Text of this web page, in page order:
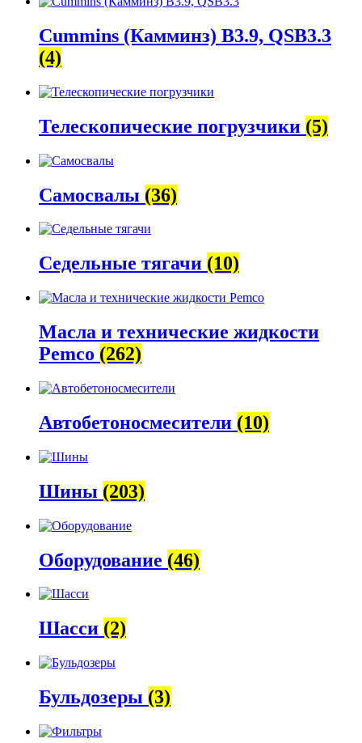
Cummins (Камминз) B3.9, QSB3.3
(4)
Телескопические погрузчики (5)
Самосвалы (36)
Седельные тягачи (10)
Масла и технические жидкости
Pemco (262)
Автобетоно­смесители (10)
Шины (203)
Оборудование (46)
Шасси (2)
Бульдозеры (3)